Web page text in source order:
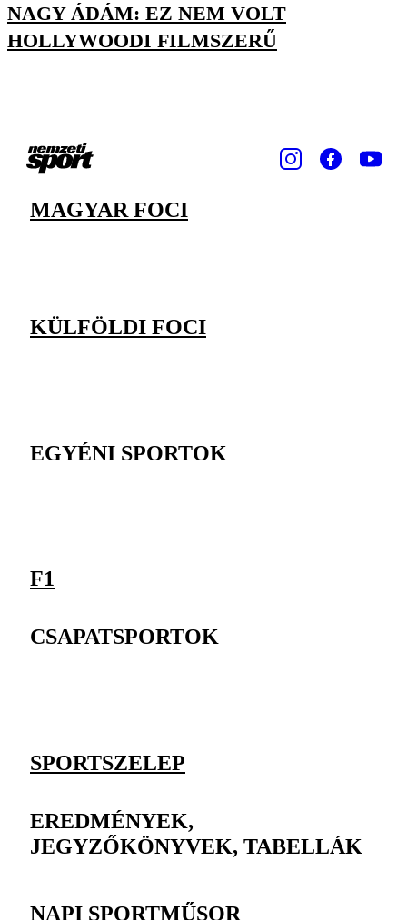
NAGY ÁDÁM: EZ NEM VOLT
HOLLYWOODI FILMSZERŰ
MAGYAR FOCI
KÜLFÖLDI FOCI
EGYÉNI SPORTOK
F1
CSAPATSPORTOK
SPORTSZELEP
EREDMÉNYEK,
JEGYZŐKÖNYVEK, TABELLÁK
NAPI SPORTMŰSOR